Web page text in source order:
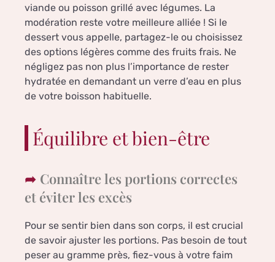
viande ou poisson grillé avec légumes. La
modération reste votre meilleure alliée ! Si le
dessert vous appelle, partagez-le ou choisissez
des options légères comme des fruits frais. Ne
négligez pas non plus l’importance de rester
hydratée en demandant un verre d’eau en plus
de votre boisson habituelle.
Équilibre et bien-être
Connaître les portions correctes
et éviter les excès
Pour se sentir bien dans son corps, il est crucial
de savoir ajuster les portions. Pas besoin de tout
peser au gramme près, fiez-vous à votre faim